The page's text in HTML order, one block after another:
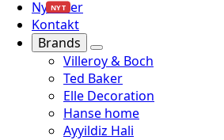
Nyheder
NYT
Kontakt
Brands
Villeroy & Boch
Ted Baker
Elle Decoration
Hanse home
Ayyildiz Hali